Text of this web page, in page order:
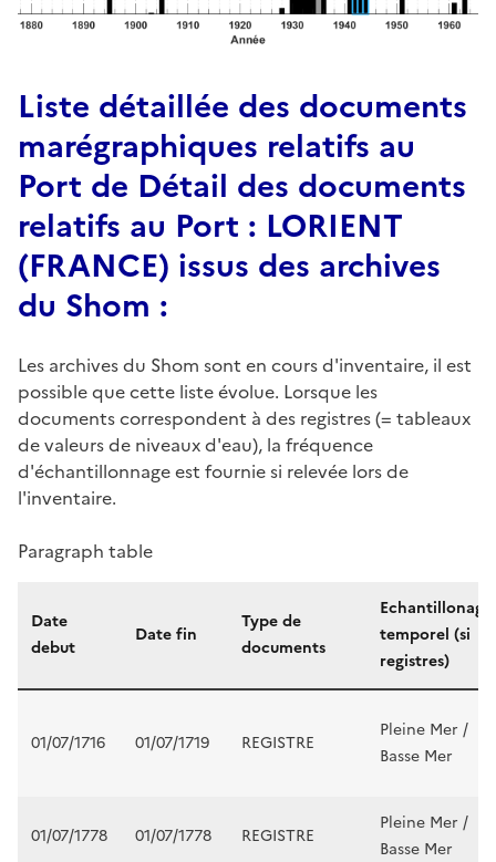
Liste détaillée des documents
marégraphiques relatifs au
Port de Détail des documents
relatifs au Port : LORIENT
(FRANCE) issus des archives
du Shom :
Les archives du Shom sont en cours d'inventaire, il est
possible que cette liste évolue. Lorsque les
documents correspondent à des registres (= tableaux
de valeurs de niveaux d'eau), la fréquence
d'échantillonnage est fournie si relevée lors de
l'inventaire.
Paragraph table
Date
debut
Date fin
Type de
documents
Echantillonage
temporel (si
registres)
01/07/1716 01/07/1719 REGISTRE
Pleine Mer /
Basse Mer
01/07/1778 01/07/1778 REGISTRE
Pleine Mer /
Basse Mer